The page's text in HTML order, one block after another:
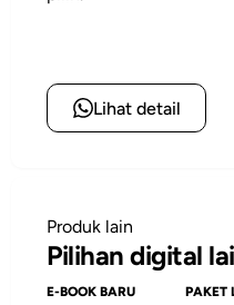
Lihat detail
Produk lain
Pilihan digital
E-BOOK BARU PAKET